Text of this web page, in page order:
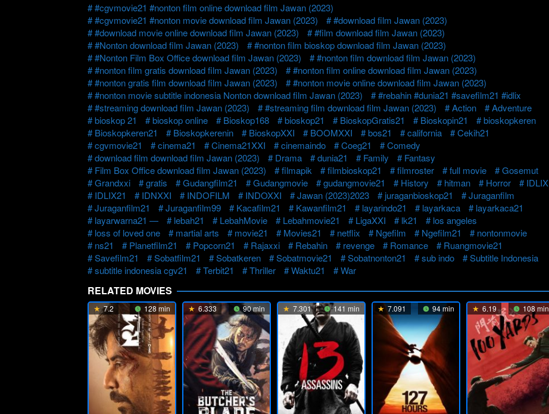
#cgvmovie21 #nonton film online download film Jawan (2023)
#cgvmovie21 #nonton movie download film Jawan (2023)
#download film Jawan (2023)
#download movie online download film Jawan (2023)
#film download film Jawan (2023)
#Nonton download film Jawan (2023)
#nonton film bioskop download film Jawan (2023)
#Nonton Film Box Office download film Jawan (2023)
#nonton film download film Jawan (2023)
#nonton film gratis download film Jawan (2023)
#nonton film online download film Jawan (2023)
#nonton gratis film download film Jawan (2023)
#nonton movie online download film Jawan (2023)
#nonton movie subtitle indonesia Nonton download film Jawan (2023)
#rebahin #dunia21 #savefilm21 #idlix
#streaming download film Jawan (2023)
#streaming film download film Jawan (2023) Action
Adventure
bioskop 21
bioskop online Bioskop168 bioskop21 BioskopGratis21 Bioskopin21
bioskopkeren
Bioskopkeren21
Bioskopkerenin BioskopXXI BOOMXXI bos21 california
Cekih21
cgvmovie21
cinema21 Cinema21XXI cinemaindo Coeg21
Comedy
download film download film Jawan (2023)
Drama dunia21 Family
Fantasy
Film Box Office download film Jawan (2023)
filmapik filmbioskop21 filmroster full movie
Gosemut
Grandxxi
gratis Gudangfilm21 Gudangmovie gudangmovie21 History hitman Horror
IDLIX
IDLIX21
IDNXXI INDOFILM INDOXXI Jawan (2023)2023 juraganbioskop21
Juraganfilm
Juraganfilm21
Juraganfilm99 Kacafilm21 Kawanfilm21 layarindo21 layarkaca
layarkaca21
layarwarna21 —
lebah21 LebahMovie Lebahmovie21 LigaXXI lk21
los angeles
loss of loved one
martial arts movie21 Movies21 netflix Ngefilm Ngefilm21
nontonmovie
ns21
Planetfilm21 Popcorn21 Rajaxxi Rebahin revenge Romance
Ruangmovie21
Savefilm21
Sobatfilm21 Sobatkeren Sobatmovie21 Sobatnonton21 sub indo
Subtitle Indonesia
subtitle indonesia cgv21
Terbit21 Thriller Waktu21 War
RELATED MOVIES
7.2 128 min 6.333 90 min 7.301 141 min 7.091 94 min 6.19 108 min